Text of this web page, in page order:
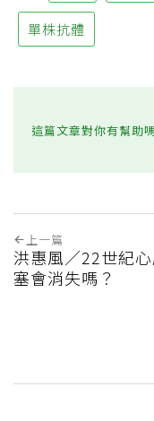
單株抗體
這篇文章對你有幫助
上一篇
洪惠風／22世紀
塞會消失嗎？